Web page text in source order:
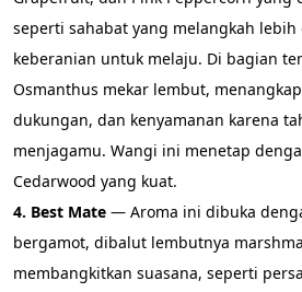
seperti sahabat yang melangkah
keberanian untuk melaju. Di bagian
Osmanthus mekar lembut,
dukungan, dan kenyamanan karena
menjagamu. Wangi ini menetap
Cedarwood yang kuat.
4. Best Mate — Aroma ini dibuka
bergamot, dibalut lembutnya
membangkitkan suasana, seperti